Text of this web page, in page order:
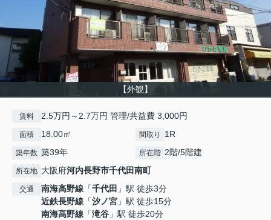
【外観】
賃料 2.5万円～2.7万円 管理/共益費 3,000円
面積 18.00㎡ 間取り 1R
築年数 築39年 所在階 2階/5階建
所在地 大阪府河内長野市千代田南町
交通 南海高野線 「千代田 」駅 徒歩3分
近鉄長野線 「汐ノ宮 」駅 徒歩15分
南海高野線 「滝谷 」駅 徒歩20分